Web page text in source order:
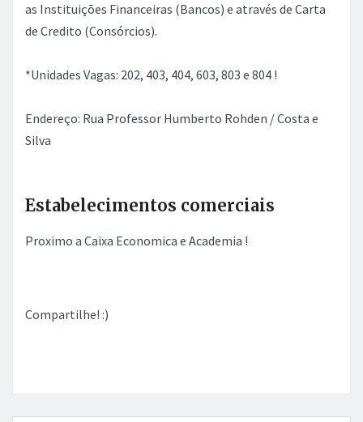
as Instituições Financeiras (Bancos) e através de Carta
de Credito (Consórcios).
*Unidades Vagas: 202, 403, 404, 603, 803 e 804 !
Endereço: Rua Professor Humberto Rohden / Costa e
Silva
Estabelecimentos comerciais
Proximo a Caixa Economica e Academia !
Compartilhe! :)